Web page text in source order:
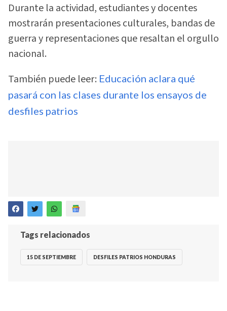
Durante la actividad, estudiantes y docentes
mostrarán presentaciones culturales, bandas de
guerra y representaciones que resaltan el orgullo
nacional.
También puede leer: Educación aclara qué
pasará con las clases durante los ensayos de
desfiles patrios
Tags relacionados
15 DE SEPTIEMBRE DESFILES PATRIOS HONDURAS